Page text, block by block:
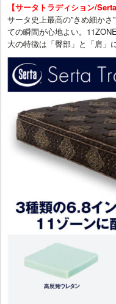
【サータトラディション/
サータ史上最高の”きめ細か
ての瞬間が心地よい。
大の特徴は「臀部」と「肩」